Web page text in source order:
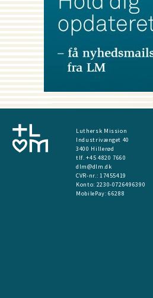
Luthersk Mission
Industrivænget 40
3400 Hillerød
tlf. +45 4820 7660
dlm@dlm.dk
CVR-nr.: 17455419
​Konto: 2230-0726496390
MobilePay:66288